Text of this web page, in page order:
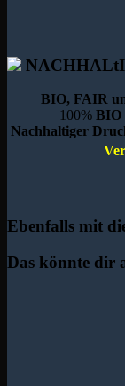
BIO, FAIR
100%BIO
Nachhaltiger
Ebenfalls mit
Das könnte dir